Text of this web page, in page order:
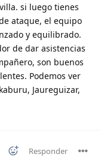
si luego tienes
ataque, el equipo
y equilibrado.
de dar asistencias
son buenos
Podemos ver
Jaureguizar,
Responder